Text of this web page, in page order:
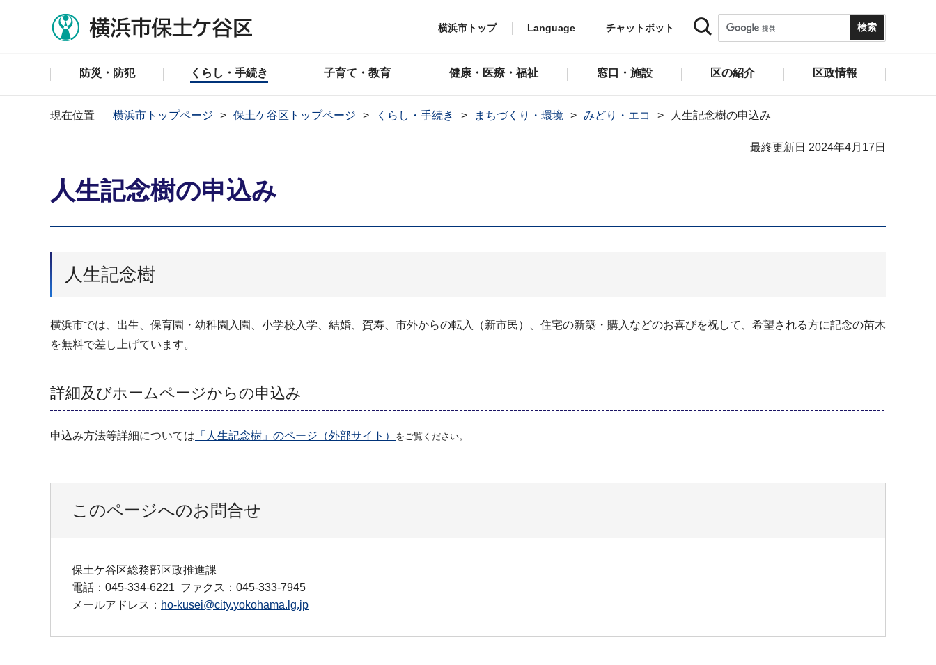
横浜市トップ Language チャットボット
防災・防犯 くらし・手続き 子育て・教育 健康・医療・福祉 窓口・施設 区の紹介 区政情報
現在位置 横浜市トップページ 保土ケ谷区トップページ くらし・手続き まちづくり・環境 みどり・エコ 人生記念樹の申込み
最終更新日 2024年4月17日
人生記念樹の申込み
人生記念樹
横浜市では、出生、保育園・幼稚園入園、小学校入学、結婚、賀寿、市外からの転入（新市民）、住宅の新築・購入などのお喜びを祝して、希望される方に記念の苗木
を無料で差し上げています。
詳細及びホームページからの申込み
申込み方法等詳細については 「人生記念樹」のページ（外部サイト） をご覧ください。
このページへのお問合せ
保土ケ谷区総務部区政推進課
電話：045-334-6221 ファクス：045-333-7945
メールアドレス： ho-kusei@city.yokohama.lg.jp